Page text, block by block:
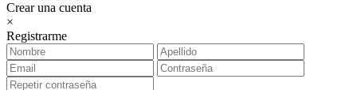
Crear una cuenta
×
Registrarme